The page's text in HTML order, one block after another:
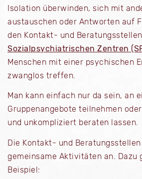
Isolation überwinden, sich mit
austauschen oder Antworten auf
den Kontakt- und
Sozialpsychiatrischen Zentren
Menschen mit einer psychischen
zwanglos treffen.
Man kann einfach nur da sein, an
Gruppenangebote teilnehmen
und unkompliziert beraten lassen.
Die Kontakt- und
gemeinsame Aktivitäten an. Dazu
Beispiel: